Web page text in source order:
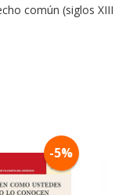
común (siglos
-5%